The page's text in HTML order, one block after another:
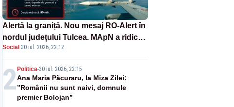
Alertă la graniță. Nou mesaj RO-Alert în
nordul județului Tulcea. MApN a ridicat
de la sol două avioane F-16
Social·30 iul. 2026, 22:12
2Politica-30 iul. 2026, 22:15
Ana Maria Păcuraru, la Miza Zilei:
”Românii nu sunt naivi, domnule
premier Bolojan”